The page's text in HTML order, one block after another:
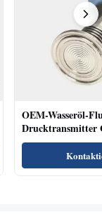
OEM-Wasseröl-
Drucktransmitter